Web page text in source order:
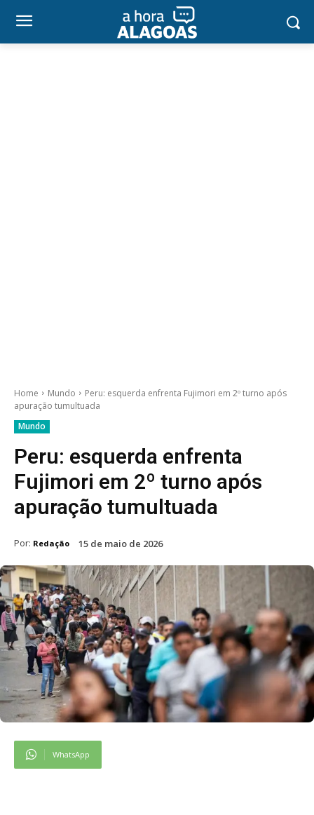
Home Mundo
Peru: esquerda enfrenta Fujimori em 2º turno após
apuração tumultuada
Mundo
Peru: esquerda enfrenta
Fujimori em 2º turno após
apuração tumultuada
Por: Redação 15 de maio de 2026
WhatsApp